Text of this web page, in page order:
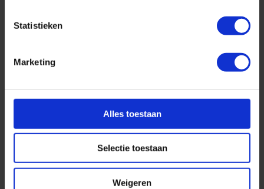
Statistieken
Marketing
Alles toestaan
Selectie toestaan
Weigeren